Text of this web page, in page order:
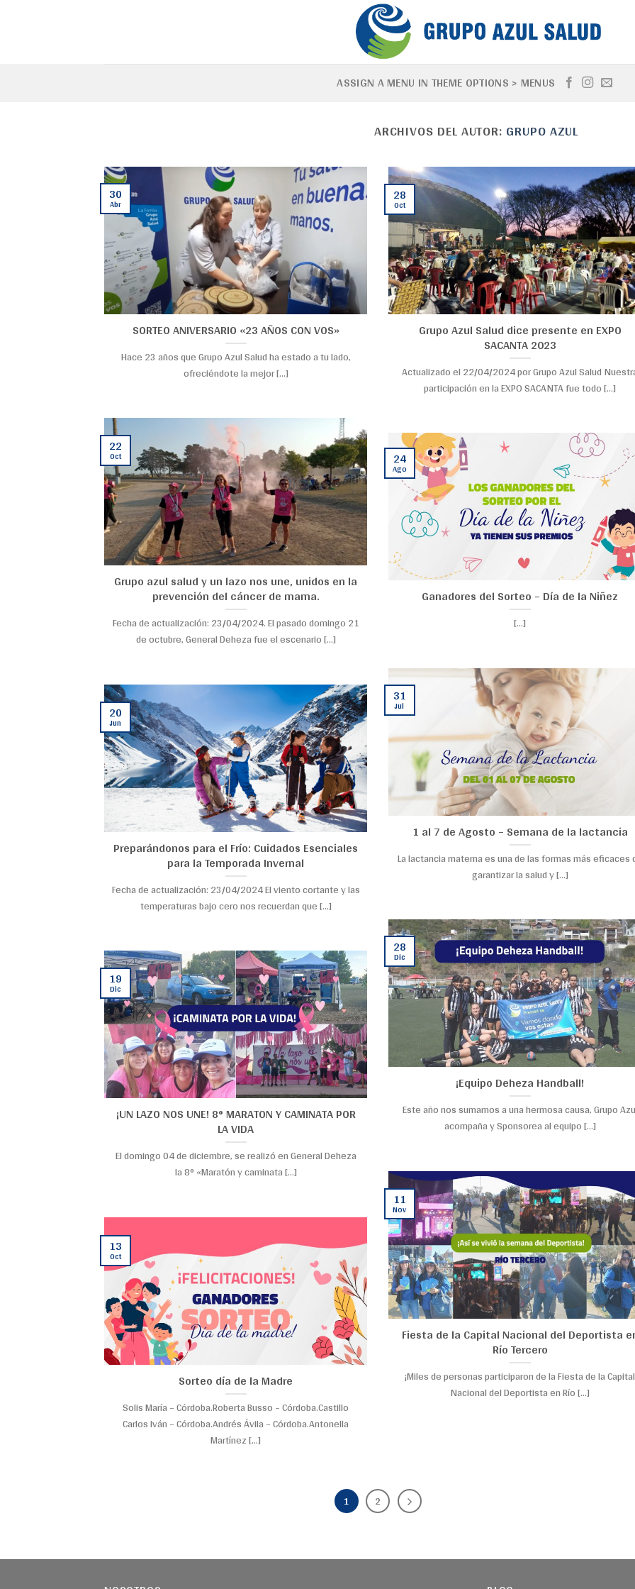
ASSIGN A MENU IN THEME OPTIONS > MENUS
ARCHIVOS DEL AUTOR: GRUPO AZUL
SORTEO ANIVERSARIO «23 AÑOS CON VOS»
Hace 23 años que Grupo Azul Salud ha estado a tu lado,
ofreciéndote la mejor [...]
30
Abr
Grupo Azul Salud dice presente en EXPO
SACANTA 2023
Actualizado el 22/04/2024 por Grupo Azul Salud
participación en la EXPO SACANTA fue todo [...]
28
Oct
Grupo azul salud y un lazo nos une, unidos en la
prevención del cáncer de mama.
Fecha de actualización: 23/04/2024. El pasado domingo 21
de octubre, General Deheza fue el escenario [...]
22
Oct
Ganadores del Sorteo – Día de la Niñez
[...]
24
Ago
1 al 7 de Agosto – Semana de la lactancia
La lactancia materna es una de las formas más eficaces
garantizar la salud y [...]
31
Jul
Preparándonos para el Frío: Cuidados Esenciales
para la Temporada Invernal
Fecha de actualización: 23/04/2024 El viento cortante y las
temperaturas bajo cero nos recuerdan que [...]
20
Jun
¡Equipo Deheza Handball!
Este año nos sumamos a una hermosa causa, Grupo
acompaña y Sponsorea al equipo [...]
28
Dic
¡UN LAZO NOS UNE! 8° MARATON Y CAMINATA POR
LA VIDA
El domingo 04 de diciembre, se realizó en General Deheza
la 8° «Maratón y caminata [...]
19
Dic
Fiesta de la Capital Nacional del Deportista
Río Tercero
¡Miles de personas participaron de la Fiesta de la Capital
Nacional del Deportista en Río [...]
11
Nov
Sorteo día de la Madre
Solis María – Córdoba.Roberta Busso – Córdoba.Castillo
Carlos Iván – Córdoba.Andrés Ávila – Córdoba.Antonella
Martínez [...]
13
Oct
1 2